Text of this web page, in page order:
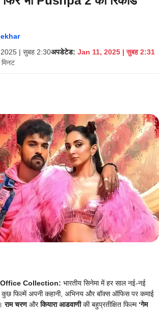
| सुबह 2:30अपडेटेड: Jan 11, 2025 | सुबह 2:31
Collection: भारतीय सिनेमा में हर साल नई-नई
कुछ फिल्में अपनी कहानी, अभिनय और बॉक्स ऑफिस पर कमाई
राम चरणऔरकियारा आडवाणीकी बहुप्रतीक्षित फिल्म ‘गेम